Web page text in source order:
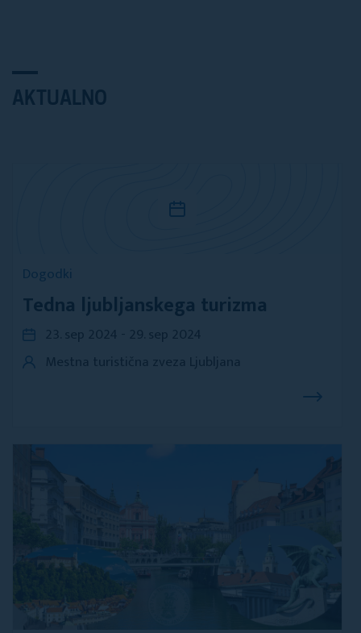
AKTUALNO
Dogodki
Tedna ljubljanskega turizma